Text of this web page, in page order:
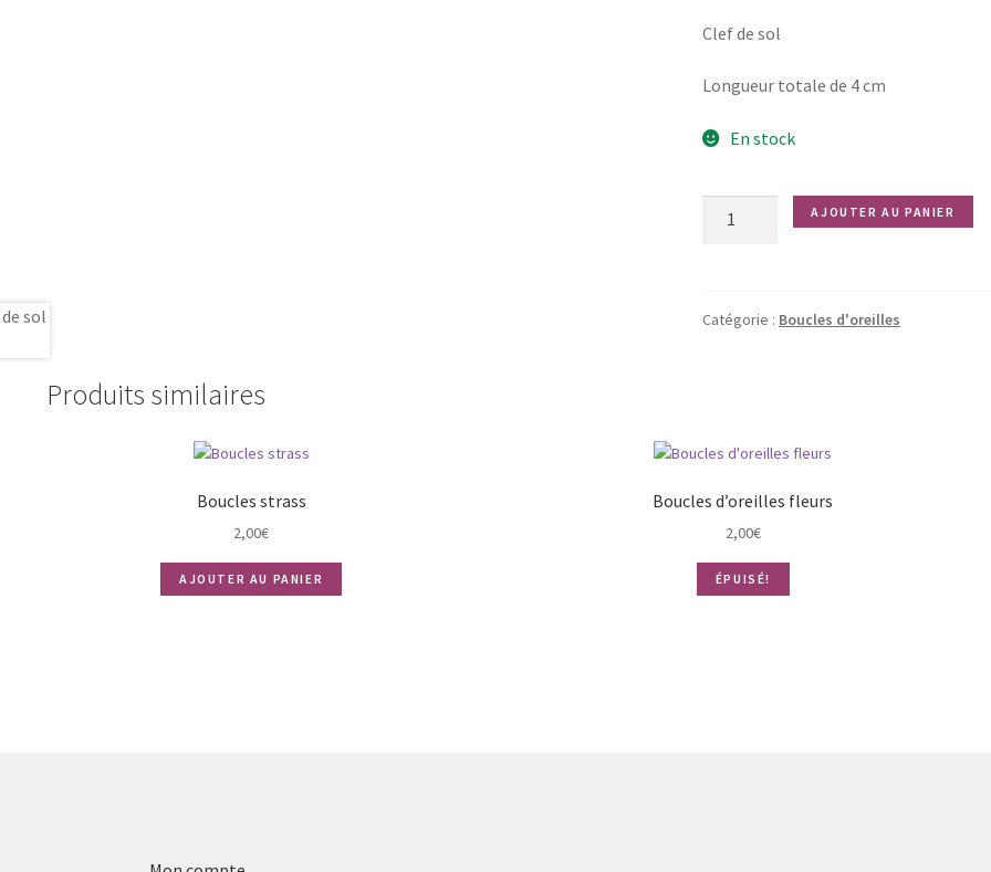
Clef de sol
Longueur totale de 4 cm
En stock
sol
AJOUTER AU PANIER
Catégorie : Boucles d'oreilles
Produits similaires
Boucles strass
2,00€
AJOUTER AU PANIER
Boucles d’oreilles fleurs
2,00€
ÉPUISÉ!